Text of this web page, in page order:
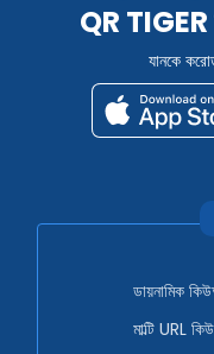
QR TIGER
যানকে
ডায়নামিক
মাল্টি URL